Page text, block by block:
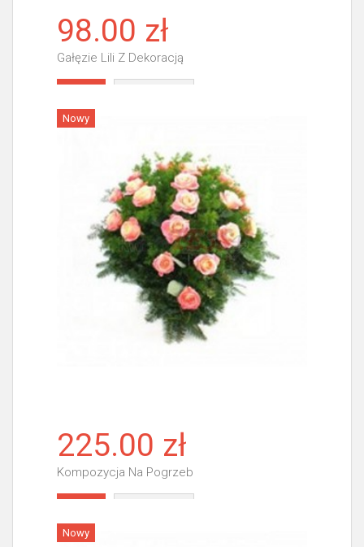
98.00 zł
Gałęzie Lili Z Dekoracją
Nowy
225.00 zł
Kompozycja Na Pogrzeb
Nowy